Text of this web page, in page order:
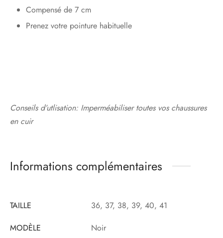
Compensé de 7 cm
Prenez votre pointure habituelle
Conseils d’utlisation: Imperméabiliser toutes vos chaussures
en cuir
Informations complémentaires
TAILLE
36, 37, 38, 39, 40, 41
MODÈLE
Noir